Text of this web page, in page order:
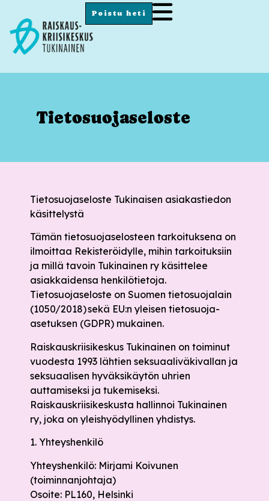
Poistu heti
Tietosuojaseloste
Tietosuojaseloste Tukinaisen asiakastiedon
käsittelystä
Tämän tietosuojaselosteen tarkoituksena on
ilmoittaa Rekisteröidylle, mihin tarkoituksiin
ja millä tavoin Tukinainen ry käsittelee
asiakkaidensa henkilötietoja.
Tietosuojaseloste on Suomen tietosuojalain
(1050/2018) sekä EU:n yleisen tietosuoja-
asetuksen (GDPR) mukainen.
Raiskauskriisikeskus Tukinainen on toiminut
vuodesta 1993 lähtien seksuaaliväkivallan ja
seksuaalisen hyväksikäytön uhrien
auttamiseksi ja tukemiseksi.
Raiskauskriisikeskusta hallinnoi Tukinainen
ry, joka on yleishyödyllinen yhdistys.
1. Yhteyshenkilö
Yhteyshenkilö: Mirjami Koivunen
(toiminnanjohtaja)
Osoite: PL160, Helsinki